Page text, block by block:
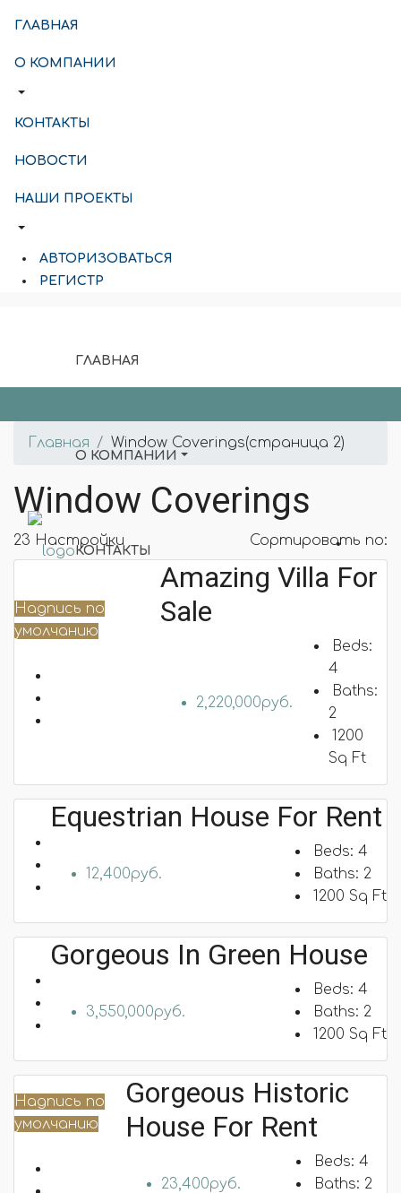
ГЛАВНАЯ
О КОМПАНИИ
КОНТАКТЫ
НОВОСТИ
НАШИ ПРОЕКТЫ
АВТОРИЗОВАТЬСЯ
РЕГИСТР
ГЛАВНАЯ
О КОМПАНИИ
КОНТАКТЫ
Главная Window Coverings(страница 2)
Window Coverings
23 Настройки Сортировать по:
Надпись по
умолчанию
Amazing Villa For
Sale
2,220,000руб.
Beds:
4
Baths:
2
1200
Sq Ft
Equestrian House For Rent
12,400руб.
Beds: 4
Baths: 2
1200 Sq Ft
Gorgeous In Green House
3,550,000руб.
Beds: 4
Baths: 2
1200 Sq Ft
Надпись по
умолчанию
Gorgeous Historic
House For Rent
23,400руб.
Beds: 4
Baths: 2